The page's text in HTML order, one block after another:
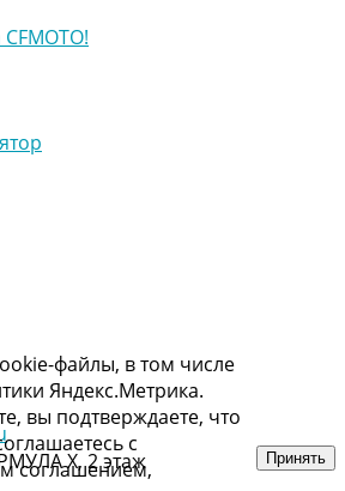
Х, 2 этаж
файлы, в том числе
Яндекс.Метрика.
вы подтверждаете, что
с
соглашением,
Принять